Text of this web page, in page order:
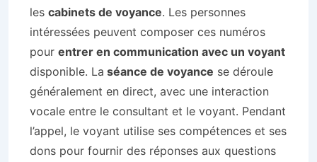
les cabinets de voyance. Les personnes
intéressées peuvent composer ces numéros
pour entrer en communication avec un voyant
disponible. La séance de voyance se déroule
généralement en direct, avec une interaction
vocale entre le consultant et le voyant. Pendant
l’appel, le voyant utilise ses compétences et ses
dons pour fournir des réponses aux questions